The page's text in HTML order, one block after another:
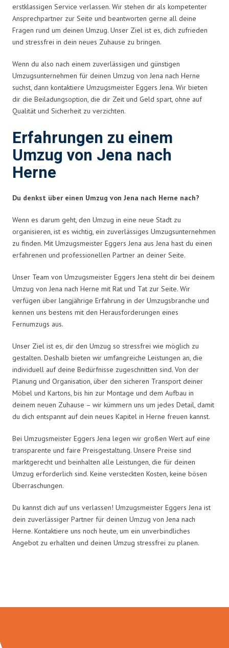
erstklassigen Service verlassen. Wir stehen dir als kompetenter
Ansprechpartner zur Seite und beantworten gerne all deine
Fragen rund um deinen Umzug. Unser Ziel ist es, dich zufrieden
und stressfrei in dein neues Zuhause zu bringen.
Wenn du also nach einem zuverlässigen und günstigen
Umzugsunternehmen für deinen Umzug von Jena nach Herne
suchst, dann kontaktiere Umzugsmeister Eggers Jena. Wir bieten
dir die Beiladungsoption, die dir Zeit und Geld spart, ohne auf
Qualität und Sicherheit zu verzichten.
Erfahrungen zu einem
Umzug von Jena nach
Herne
Du denkst über einen Umzug von Jena nach Herne nach?
Wenn es darum geht, den Umzug in eine neue Stadt zu
organisieren, ist es wichtig, ein zuverlässiges Umzugsunternehmen
zu finden. Mit Umzugsmeister Eggers Jena aus Jena hast du einen
erfahrenen und professionellen Partner an deiner Seite.
Unser Team von Umzugsmeister Eggers Jena steht dir bei deinem
Umzug von Jena nach Herne mit Rat und Tat zur Seite. Wir
verfügen über langjährige Erfahrung in der Umzugsbranche und
kennen uns bestens mit den Herausforderungen eines
Fernumzugs aus.
Unser Ziel ist es, dir den Umzug so stressfrei wie möglich zu
gestalten. Deshalb bieten wir umfangreiche Leistungen an, die
individuell auf deine Bedürfnisse zugeschnitten sind. Von der
Planung und Organisation, über den sicheren Transport deiner
Möbel und Kartons, bis hin zur Montage und dem Aufbau in
deinem neuen Zuhause – wir kümmern uns um jedes Detail, damit
du dich entspannt auf dein neues Kapitel in Herne freuen kannst.
Bei Umzugsmeister Eggers Jena legen wir großen Wert auf eine
transparente und faire Preisgestaltung. Unsere Preise sind
marktgerecht und beinhalten alle Leistungen, die für deinen
Umzug erforderlich sind. Keine versteckten Kosten, keine bösen
Überraschungen.
Du kannst dich auf uns verlassen! Umzugsmeister Eggers Jena ist
dein zuverlässiger Partner für deinen Umzug von Jena nach
Herne. Kontaktiere uns noch heute, um ein unverbindliches
Angebot zu erhalten und deinen Umzug stressfrei zu planen.